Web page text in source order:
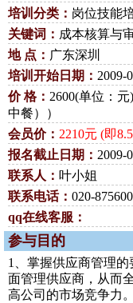
培训分类： 岗位技能
关键词： 成本核算与
地 点： 广东深圳
培训开始日期： 2009-
价 格： 2600(单位：
中餐））
会员价： 2210元 (即
报名截止日期： 2009-
联系人： 叶小姐
联系电话： 020-
qq在线客服：
参与目的
1、掌握供应商管理
面管理供应商，从而
高公司的市场竞争力。